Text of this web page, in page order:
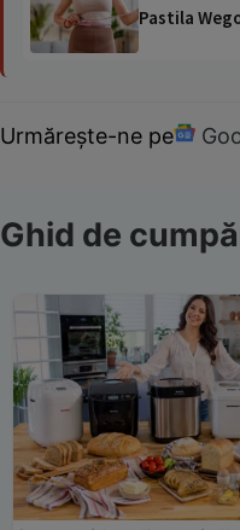
Pastila
Urmărește-ne pe
Ghid de